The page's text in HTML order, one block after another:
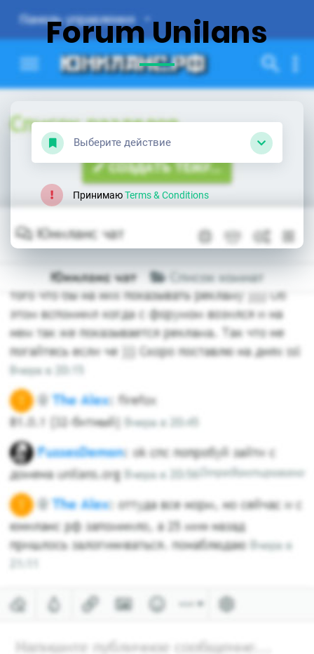
Forum Unilans
Выберите действие
ПринимаюTerms & Conditions